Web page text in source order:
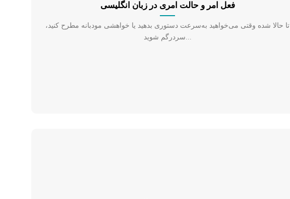
فعل امر و حالت امری در زبان انگلیسی
تا حالا شده وقتی می‌خواهید به‌سرعت دستوری بدهید یا خواهشی مودبانه مطرح کنید،
سردرگم شوید...